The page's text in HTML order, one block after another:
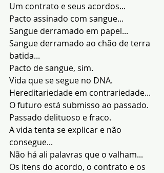
Um contrato e seus acordos...
Pacto assinado com sangue...
Sangue derramado em papel...
Sangue derramado ao chão de terra
batida...
Pacto de sangue, sim.
Vida que se segue no DNA.
Hereditariedade em contrariedade...
O futuro está submisso ao passado.
Passado delituoso e fraco.
A vida tenta se explicar e não
consegue...
Não há ali palavras que o valham...
Os itens do acordo, o contrato e os